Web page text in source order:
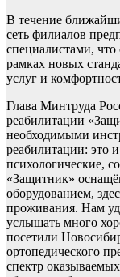
В течение
сеть филиалов
специалистами, что
рамках новых
услуг и
Глава Минтруда
реабилитации
необходимыми
реабилитации: это
психологические,
«Защитник»
оборудованием,
проживания. Нам
услышать много
посетили
ортопедического
спектр